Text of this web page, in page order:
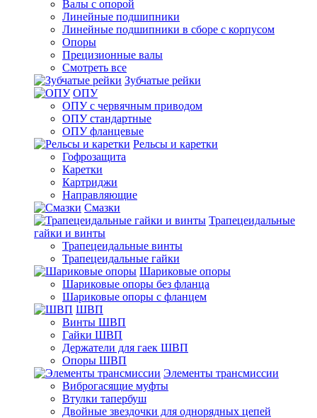
Валы с опорой
Линейные подшипники
Линейные подшипники в сборе с корпусом
Опоры
Прецизионные валы
Смотреть все
Зубчатые рейки
ОПУ
ОПУ с червячным приводом
ОПУ стандартные
ОПУ фланцевые
Рельсы и каретки
Гофрозащита
Каретки
Картриджи
Направляющие
Смазки
Трапецеидальные
гайки и винты
Трапецеидальные винты
Трапецеидальные гайки
Шариковые опоры
Шариковые опоры без фланца
Шариковые опоры с фланцем
ШВП
Винты ШВП
Гайки ШВП
Держатели для гаек ШВП
Опоры ШВП
Элементы трансмиссии
Виброгасящие муфты
Втулки тапербуш
Двойные звездочки для однорядных цепей